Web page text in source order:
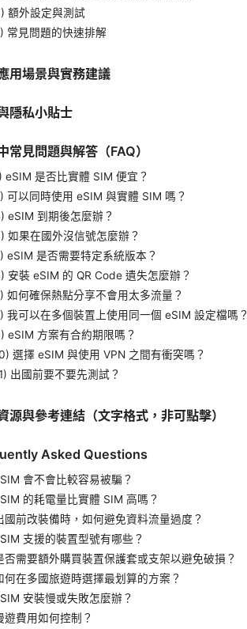
額外設定與測試
常見問題的快速排解
用場景與實務建議
隱私小貼士
常見問題與解答（FAQ）
eSIM 是否比實體 SIM 便宜？
可以同時使用 eSIM 與實體 SIM 嗎？
eSIM 到期後怎麼辦？
如果在國外沒信號怎麼辦？
eSIM 是否需要特定系統版本？
安裝 eSIM 的 QR Code 遺失怎麼辦？
如何確保熱點分享不會用太多流量？
我可以在多個裝置上使用同一個 eSIM 設定檔嗎？
eSIM 方案有合約期限嗎？
選擇 eSIM 與使用 VPN 之間有衝突嗎？
出國前要不要先測試？
源與參考連結（文字格式，非可點擊）
Asked Questions
會不會比較容易被騙？
的耗電量比實體 SIM 高嗎？
國前改裝備時，如何避免資料流量過度？
支援的裝置型號有哪些？
否需要額外購買裝置保護套或支架以避免破損？
何在多國旅遊時選擇最划算的方案？
安裝慢或失敗怎麼辦？
遊費用如何控制？